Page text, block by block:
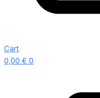
Cart
0,00 € 0